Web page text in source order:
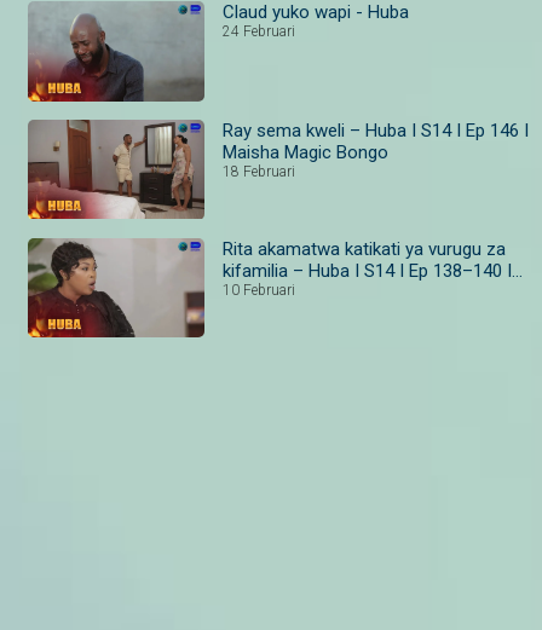
Claud yuko wapi - Huba
24 Februari
Ray sema kweli – Huba I S14 I Ep 146 I
Maisha Magic Bongo
18 Februari
Rita akamatwa katikati ya vurugu za
kifamilia – Huba I S14 I Ep 138–140 I
Maisha Magic
10 Februari